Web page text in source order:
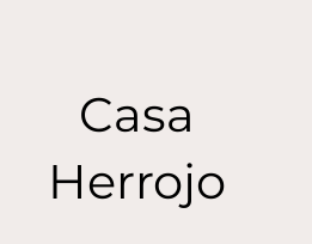
Casa
Herrojo